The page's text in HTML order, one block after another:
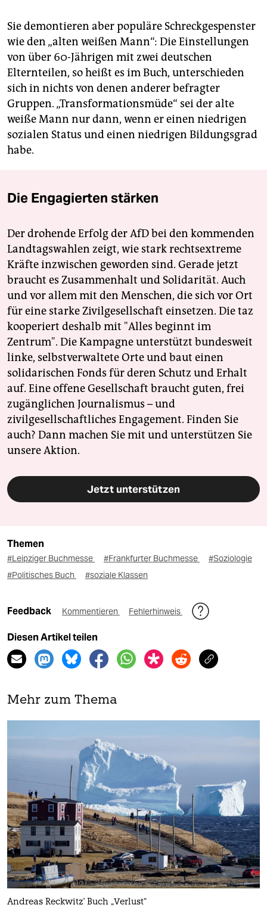
Sie demontieren aber populäre Schreckgespenster
wie den „alten weißen Mann“: Die Einstellungen
von über 60-Jährigen mit zwei deutschen
Elternteilen, so heißt es im Buch, unterschieden
sich in nichts von denen anderer befragter
Gruppen. „Transformationsmüde“ sei der alte
weiße Mann nur dann, wenn er einen niedrigen
sozialen Status und einen niedrigen Bildungsgrad
habe.
Die Engagierten stärken
Der drohende Erfolg der AfD bei den kommenden
Landtagswahlen zeigt, wie stark rechtsextreme
Kräfte inzwischen geworden sind. Gerade jetzt
braucht es Zusammenhalt und Solidarität. Auch
und vor allem mit den Menschen, die sich vor Ort
für eine starke Zivilgesellschaft einsetzen. Die taz
kooperiert deshalb mit "Alles beginnt im
Zentrum". Die Kampagne unterstützt bundesweit
linke, selbstverwaltete Orte und baut einen
solidarischen Fonds für deren Schutz und Erhalt
auf. Eine offene Gesellschaft braucht guten, frei
zugänglichen Journalismus – und
zivilgesellschaftliches Engagement. Finden Sie
auch? Dann machen Sie mit und unterstützen Sie
unsere Aktion.
Jetzt unterstützen
Themen
#Leipziger Buchmesse #Frankfurter Buchmesse
#Soziologie
#Politisches Buch
#soziale Klassen
Feedback Kommentieren Fehlerhinweis
Diesen Artikel teilen
Mehr zum Thema
Andreas Reckwitz' Buch „Verlust“